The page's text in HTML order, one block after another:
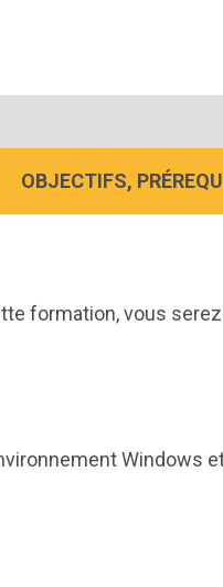
OBJECTIFS,
formation, vous
Windows